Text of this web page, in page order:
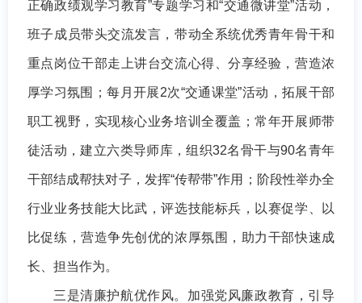
正确政绩观学习教育”专题学习和“交通微讲堂”活动，
班子成员带头交流发言，带动全系统优秀青年骨干和
重点岗位干部走上讲台交流心得、分享经验，营造浓
厚学习氛围；每月开展2次“交通课堂”活动，拓展干部
职工视野，实现核心业务培训全覆盖；常年开展师带
徒活动，建立六类导师库，组织32名骨干与90名青年
干部结成帮扶对子，发挥“传帮带”作用；阶段性举办全
行业业务技能大比武，评选技能标兵，以赛促学、以
比促练，营造争先创优的浓厚氛围，助力干部快速成
长、担当作为。
三是清廉护航优作风。加强党风廉政教育，引导